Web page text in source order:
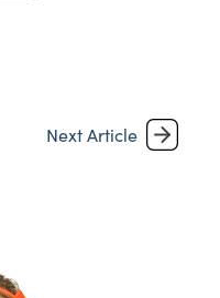
Next Article